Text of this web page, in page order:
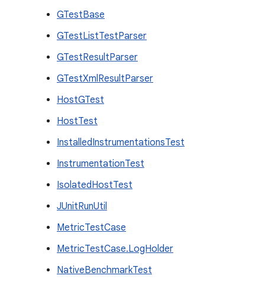
GTestBase
GTestListTestParser
GTestResultParser
GTestXmlResultParser
HostGTest
HostTest
InstalledInstrumentationsTest
InstrumentationTest
IsolatedHostTest
JUnitRunUtil
MetricTestCase
MetricTestCase.LogHolder
NativeBenchmarkTest